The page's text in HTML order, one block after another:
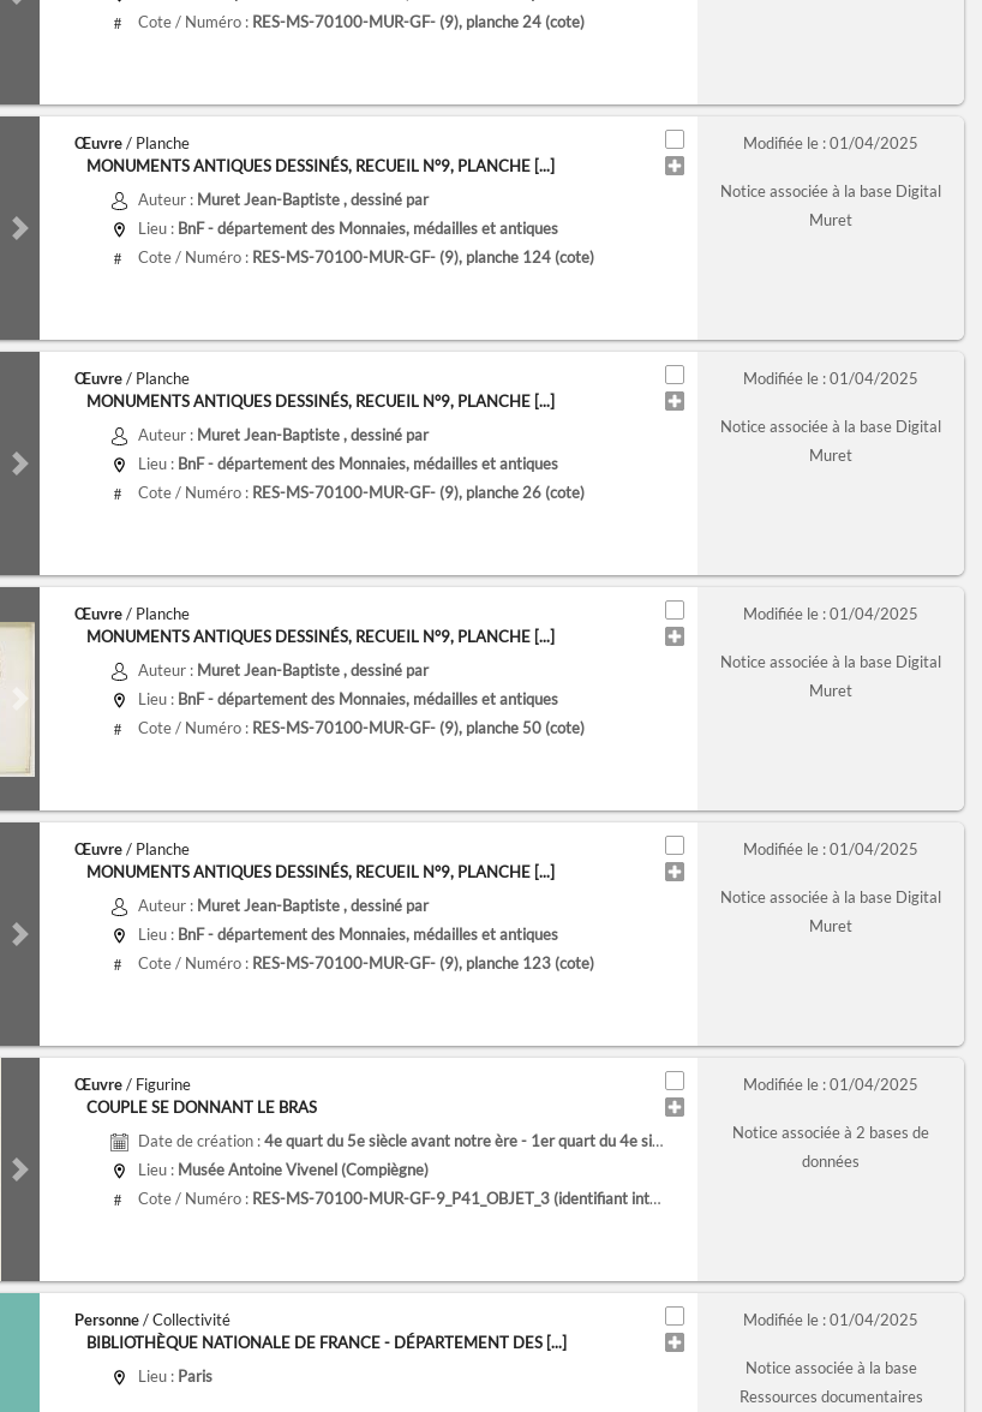
Next slide
# Cote / Numéro : RES-MS-70100-MUR-GF- (9), planche 24 (cote)
Next slide
Œuvre/ Planche
MONUMENTS ANTIQUES DESSINÉS, RECUEIL N°9, PLANCHE [...]
Auteur : Muret Jean-Baptiste, dessiné par
Lieu : BnF - département des Monnaies, médailles et antiques
# Cote / Numéro : RES-MS-70100-MUR-GF- (9), planche 124 (cote)
Modifiée le : 01/04/2025
Notice associée à la base Digital
Muret
Next slide
Œuvre/ Planche
MONUMENTS ANTIQUES DESSINÉS, RECUEIL N°9, PLANCHE [...]
Auteur : Muret Jean-Baptiste, dessiné par
Lieu : BnF - département des Monnaies, médailles et antiques
# Cote / Numéro : RES-MS-70100-MUR-GF- (9), planche 26 (cote)
Modifiée le : 01/04/2025
Notice associée à la base Digital
Muret
Œuvre/ Planche
MONUMENTS ANTIQUES DESSINÉS, RECUEIL N°9, PLANCHE [...]
Auteur : Muret Jean-Baptiste, dessiné par
Lieu : BnF - département des Monnaies, médailles et antiques
# Cote / Numéro : RES-MS-70100-MUR-GF- (9), planche 50 (cote)
Modifiée le : 01/04/2025
Notice associée à la base Digital
Muret
Next slide
Œuvre/ Planche
MONUMENTS ANTIQUES DESSINÉS, RECUEIL N°9, PLANCHE [...]
Auteur : Muret Jean-Baptiste, dessiné par
Lieu : BnF - département des Monnaies, médailles et antiques
# Cote / Numéro : RES-MS-70100-MUR-GF- (9), planche 123 (cote)
Modifiée le : 01/04/2025
Notice associée à la base Digital
Muret
Next slide
Œuvre/ Figurine
COUPLE SE DONNANT LE BRAS
Date de création :4e quart du 5e siècle avant notre ère - 1er quart du 4e siècle avant notre ère
Lieu : Musée Antoine Vivenel (Compiègne)
# Cote / Numéro : RES-MS-70100-MUR-GF-9_P41_OBJET_3 (identifiant interne)
Modifiée le : 01/04/2025
Notice associée à 2 bases de
données
Personne/ Collectivité
BIBLIOTHÈQUE NATIONALE DE FRANCE - DÉPARTEMENT DES [...]
Lieu : Paris
Modifiée le : 01/04/2025
Notice associée à la base
Ressources documentaires